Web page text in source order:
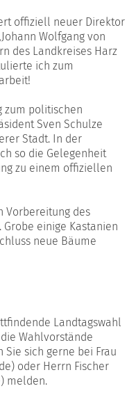
offiziell neuer Direktor
Wolfgang von
des Landkreises Harz
ich zum
zum politischen
Sven Schulze
Stadt. In der
so die Gelegenheit
zu einem offiziellen
Vorbereitung des
einige Kastanien
neue Bäume
Landtagswahl
Wahlvorstände
Sie sich gerne bei Frau
oder Herrn Fischer
melden.